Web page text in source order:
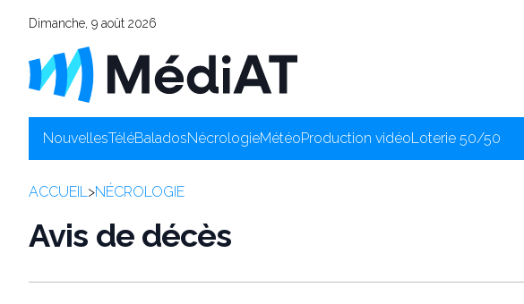
Dimanche, 9 août 2026
NouvellesTéléBaladosNécrologieMétéoProduction vidéoLoterie 50/50
ACCUEIL>NÉCROLOGIE
Avis de décès